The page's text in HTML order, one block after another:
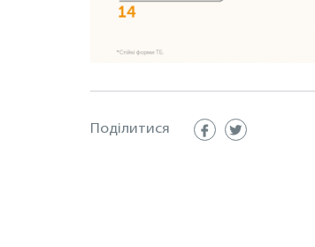
Поділитися